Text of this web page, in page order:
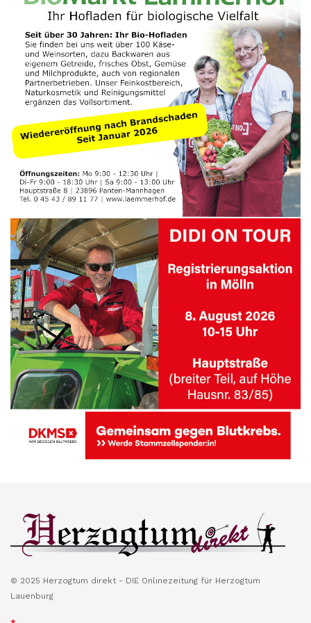
© 2025 Herzogtum direkt - DIE Onlinezeitung für Herzogtum
Lauenburg